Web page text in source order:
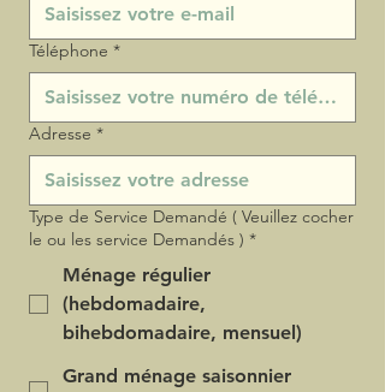
Téléphone *
Adresse *
Type de Service Demandé ( Veuillez cocher
le ou les service Demandés ) *
Ménage régulier
(hebdomadaire,
bihebdomadaire, mensuel)
Grand ménage saisonnier